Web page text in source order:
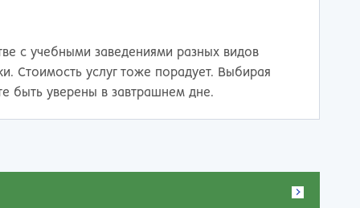
с учебными заведениями разных видов
Стоимость услуг тоже порадует. Выбирая
быть уверены в завтрашнем дне.